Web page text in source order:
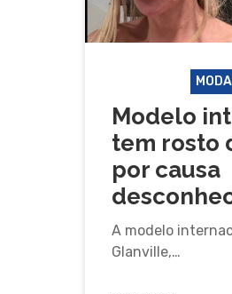
MODA
Modelo
tem rosto
por causa
A modelo
Glanville,…